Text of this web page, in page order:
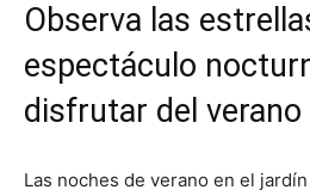
Observa las
espectáculo
disfrutar del verano
Las noches de verano en el